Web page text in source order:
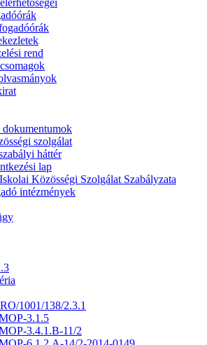
rend
szolgálat
háttér
lap
Közösségi Szolgálat Szabályzata
intézmények
1001/138/2.3.1
3.1.5
3.4.1.B-11/2